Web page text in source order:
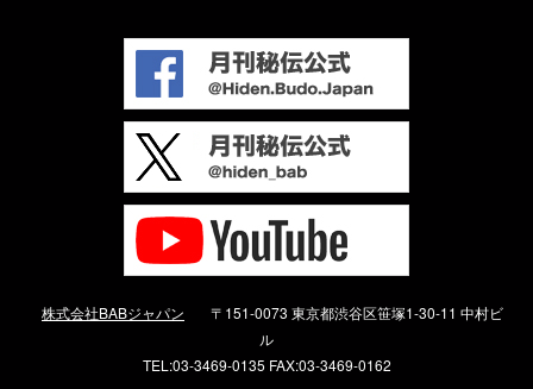
株式会社BABジャパン
〒151-0073 東京都渋谷区笹塚1-30-11 中村ビ
ル
TEL:03-3469-0135 FAX:03-3469-0162